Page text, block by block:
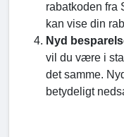
rabatkoden fra
kan vise din
Nyd
vil du være i
det samme.
betydeligt